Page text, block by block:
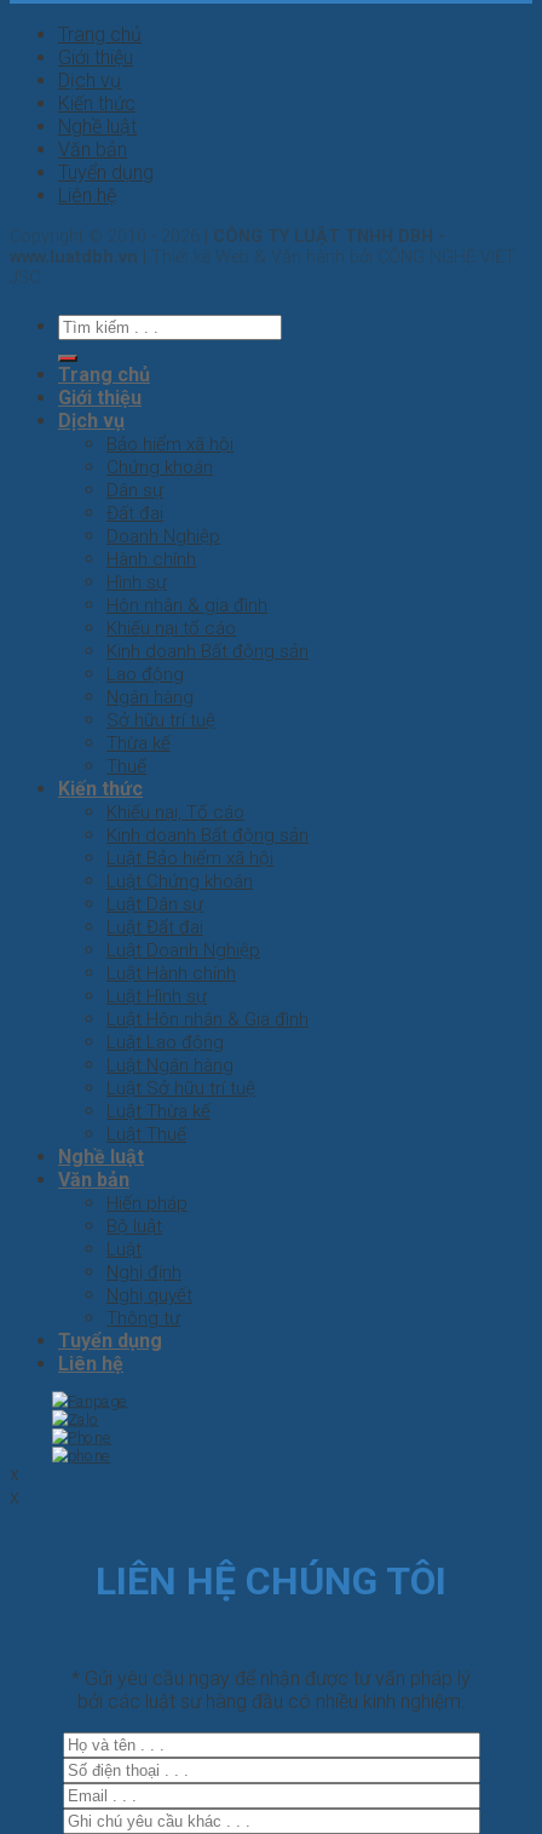
Trang chủ
Giới thiệu
Dịch vụ
Kiến thức
Nghề luật
Văn bản
Tuyển dụng
Liên hệ
Copyright © 2010 - 2026
| CÔNG TY LUẬT TNHH DBH -
www.luatdbh.vn | Thiết kế Web & Vận hành bởi CÔNG NGHỆ VIỆT
JSC
Trang chủ
Giới thiệu
Dịch vụ
Bảo hiểm xã hội
Chứng khoán
Dân sự
Đất đai
Doanh Nghiệp
Hành chính
Hình sự
Hôn nhân & gia đình
Khiếu nại tố cáo
Kinh doanh Bất động sản
Lao động
Ngân hàng
Sở hữu trí tuệ
Thừa kế
Thuế
Kiến thức
Khiếu nại, Tố cáo
Kinh doanh Bất động sản
Luật Bảo hiểm xã hội
Luật Chứng khoán
Luật Dân sự
Luật Đất đai
Luật Doanh Nghiệp
Luật Hành chính
Luật Hình sự
Luật Hôn nhân & Gia đình
Luật Lao động
Luật Ngân hàng
Luật Sở hữu trí tuệ
Luật Thừa kế
Luật Thuế
Nghề luật
Văn bản
Hiến pháp
Bộ luật
Luật
Nghị định
Nghị quyết
Thông tư
Tuyển dụng
Liên hệ
x
x
LIÊN HỆ CHÚNG TÔI
* Gửi yêu cầu ngay để nhận được tư vấn pháp lý
bởi các luật sư hàng đầu có nhiều kinh nghiệm.